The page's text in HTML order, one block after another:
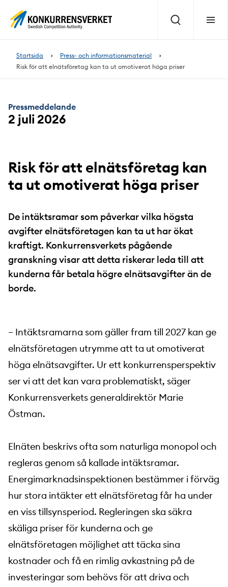
Sök Meny
Startsida
Press- och informationsmaterial
Risk för att elnätsföretag kan ta ut omotiverat höga priser
Risk för att elnätsföretag kan
ta ut omotiverat höga priser
De intäktsramar som påverkar vilka högsta
avgifter elnätsföretagen kan ta ut har ökat
kraftigt. Konkurrensverkets pågående
granskning visar att detta riskerar leda till att
kunderna får betala högre elnätsavgifter än de
borde.
– Intäktsramarna som gäller fram till 2027 kan ge
elnätsföretagen utrymme att ta ut omotiverat
höga elnätsavgifter. Ur ett konkurrensperspektiv
ser vi att det kan vara problematiskt, säger
Konkurrensverkets generaldirektör Marie
Östman.
Elnäten beskrivs ofta som naturliga monopol och
regleras genom så kallade intäktsramar.
Energimarknadsinspektionen bestämmer i förväg
hur stora intäkter ett elnätsföretag får ha under
en viss tillsynsperiod. Regleringen ska säkra
skäliga priser för kunderna och ge
elnätsföretagen möjlighet att täcka sina
kostnader och få en rimlig avkastning på de
investeringar som behövs för att driva och
Pressmeddelande
2 juli 2026